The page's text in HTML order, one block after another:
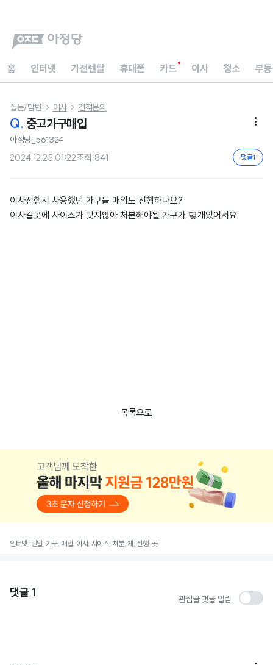
홈 인터넷 가전렌탈 휴대폰 카드 이사 청소 부
질문/답변  이사  견적문의
Q. 중고가구매입 
아정당_561324
2024.12.25 01:22조회 841 댓글1
이사진행시 사용했던 가구들 매입도 진행하나요?
이사갈곳에 사이즈가 맞지않아 처분해야될 가구가 몆개있어서요
목록으로
인터넷, 렌탈, 가구, 매입, 이사, 사이즈, 처분, 개, 진행, 곳
댓글 1 관심글 댓글 알림